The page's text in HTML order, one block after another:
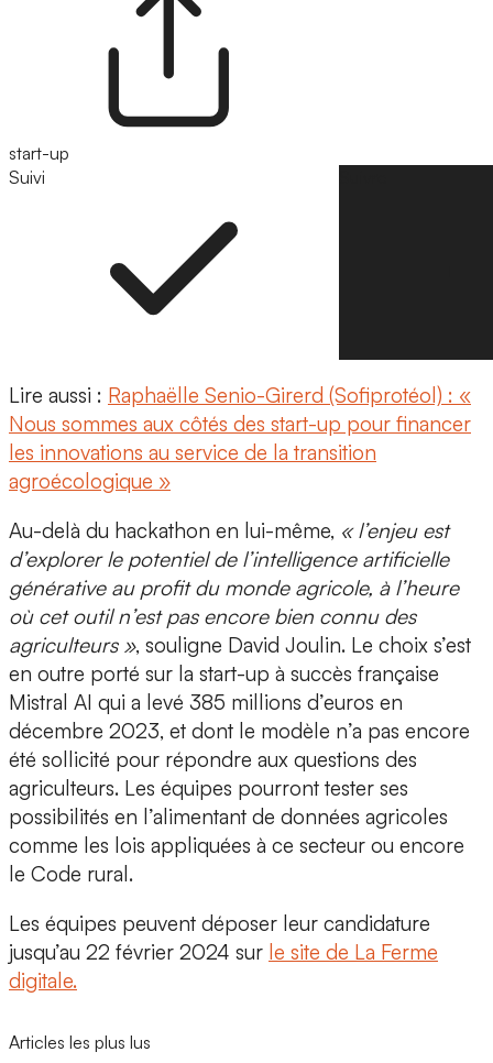
start-up
Suivi
Lire aussi : Raphaëlle Senio-Girerd (Sofiprotéol) : «
Nous sommes aux côtés des start-up pour financer
les innovations au service de la transition
agroécologique »
Au-delà du hackathon en lui-même, « l’enjeu est
d’explorer le potentiel de l’intelligence artificielle
générative au profit du monde agricole, à l’heure
où cet outil n’est pas encore bien connu des
agriculteurs », souligne David Joulin. Le choix s’est
en outre porté sur la start-up à succès française
Mistral AI qui a levé 385 millions d’euros en
décembre 2023, et dont le modèle n’a pas encore
été sollicité pour répondre aux questions des
agriculteurs. Les équipes pourront tester ses
possibilités en l’alimentant de données agricoles
comme les lois appliquées à ce secteur ou encore
le Code rural.
Les équipes peuvent déposer leur candidature
jusqu’au 22 février 2024 sur le site de La Ferme
digitale.
Articles les plus lus